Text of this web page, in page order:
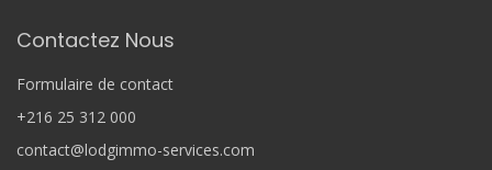
Contactez Nous
Formulaire de contact
+216 25 312 000
contact@lodgimmo-services.com